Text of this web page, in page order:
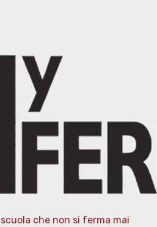
scuola che non si ferma mai